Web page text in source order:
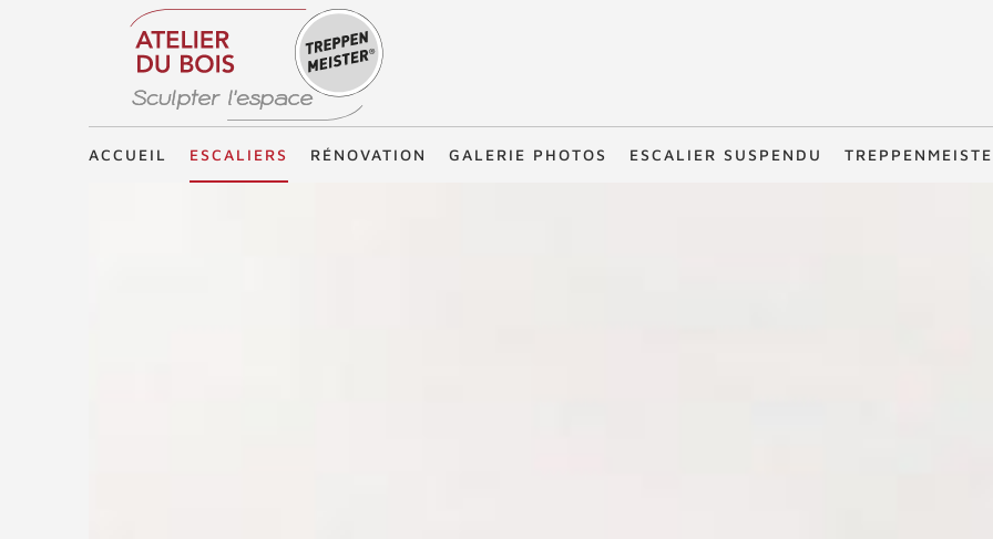
Treppenmeister - Sculpter l'espace
ACCUEIL ESCALIERS RÉNOVATION GALERIE PHOTOS ESCALIER SUSPENDU